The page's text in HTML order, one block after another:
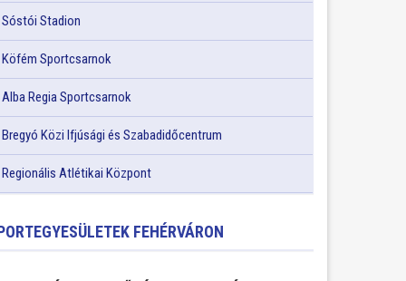
Sóstói Stadion
Köfém Sportcsarnok
Alba Regia Sportcsarnok
Bregyó Közi Ifjúsági és Szabadidőcentrum
Regionális Atlétikai Központ
FEHÉRVÁRON